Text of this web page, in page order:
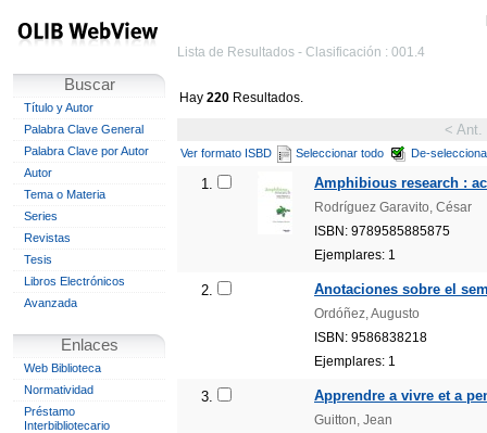
Buscar
Título y Autor
Palabra Clave General
Palabra Clave por Autor
Autor
Tema o Materia
Series
Revistas
Tesis
Libros Electrónicos
Avanzada
Enlaces
Web Biblioteca
Normatividad
Préstamo
Interbibliotecario
Lista de Resultados - Clasificación : 001.4
Hay 220 Resultados.
< Ant.
Ver formato ISBD Seleccionar todo De-
1. Amphibious research :
Rodríguez Garavito, César
ISBN: 9789585885875
Ejemplares: 1
2. Anotaciones sobre el
Ordóñez, Augusto
ISBN: 9586838218
Ejemplares: 1
3. Apprendre a vivre et a
Guitton, Jean